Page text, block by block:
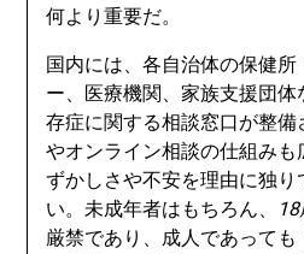
何より重要だ。
国内には、各自治体の保健
ー、医療機関、家族支援団
存症に関する相談窓口が整
やオンライン相談の仕組み
ずかしさや不安を理由に独り
い。未成年者はもちろん、
厳禁であり、成人であって